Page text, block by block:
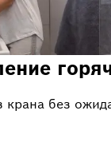
крана без